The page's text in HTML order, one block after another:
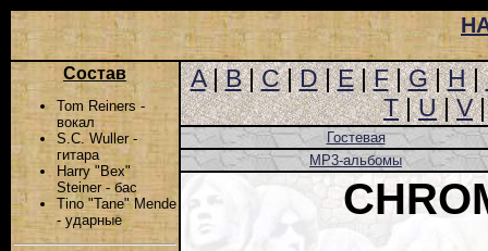
Состав
Tom Reiners -
вокал
S.C. Wuller -
гитара
Harry "Bex"
Steiner - бас
Tino "Tane" Mende
- ударные
A|B|C|D|E|F|G|H|
T|U|V
Гостевая
MP3-альбомы